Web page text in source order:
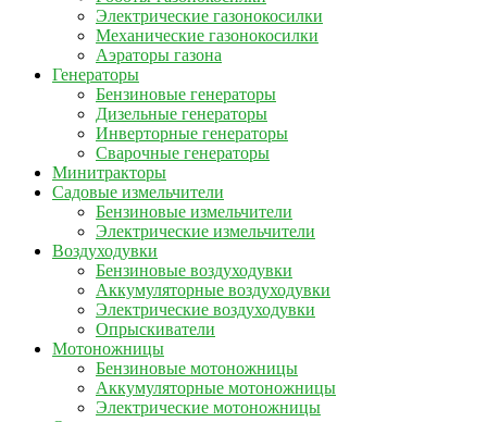
Электрические газонокосилки
Механические газонокосилки
Аэраторы газона
Генераторы
Бензиновые генераторы
Дизельные генераторы
Инверторные генераторы
Сварочные генераторы
Минитракторы
Садовые измельчители
Бензиновые измельчители
Электрические измельчители
Воздуходувки
Бензиновые воздуходувки
Аккумуляторные воздуходувки
Электрические воздуходувки
Опрыскиватели
Мотоножницы
Бензиновые мотоножницы
Аккумуляторные мотоножницы
Электрические мотоножницы